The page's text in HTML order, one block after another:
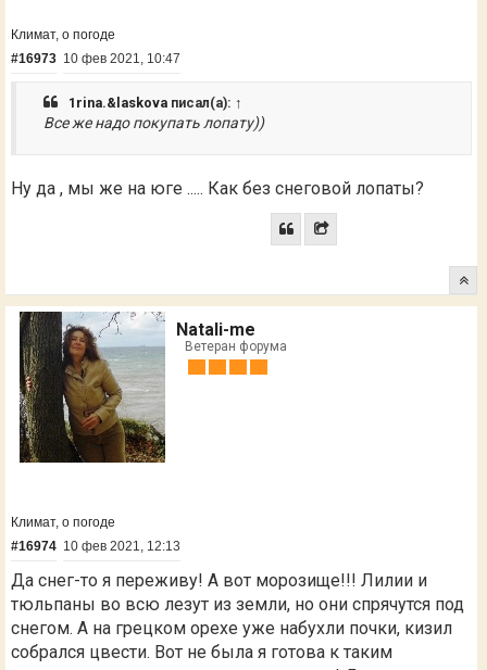
Климат, о погоде
#16973 10 фев 2021, 10:47
1rina.&laskova писал(а): ↑
Все же надо покупать лопату))
Ну да , мы же на юге ..... Как без снеговой лопаты?
Natali-me
Ветеран форума
Климат, о погоде
#16974 10 фев 2021, 12:13
Да снег-то я переживу! А вот морозище!!! Лилии и
тюльпаны во всю лезут из земли, но они спрячутся под
снегом. А на грецком орехе уже набухли почки, кизил
собрался цвести. Вот не была я готова к таким